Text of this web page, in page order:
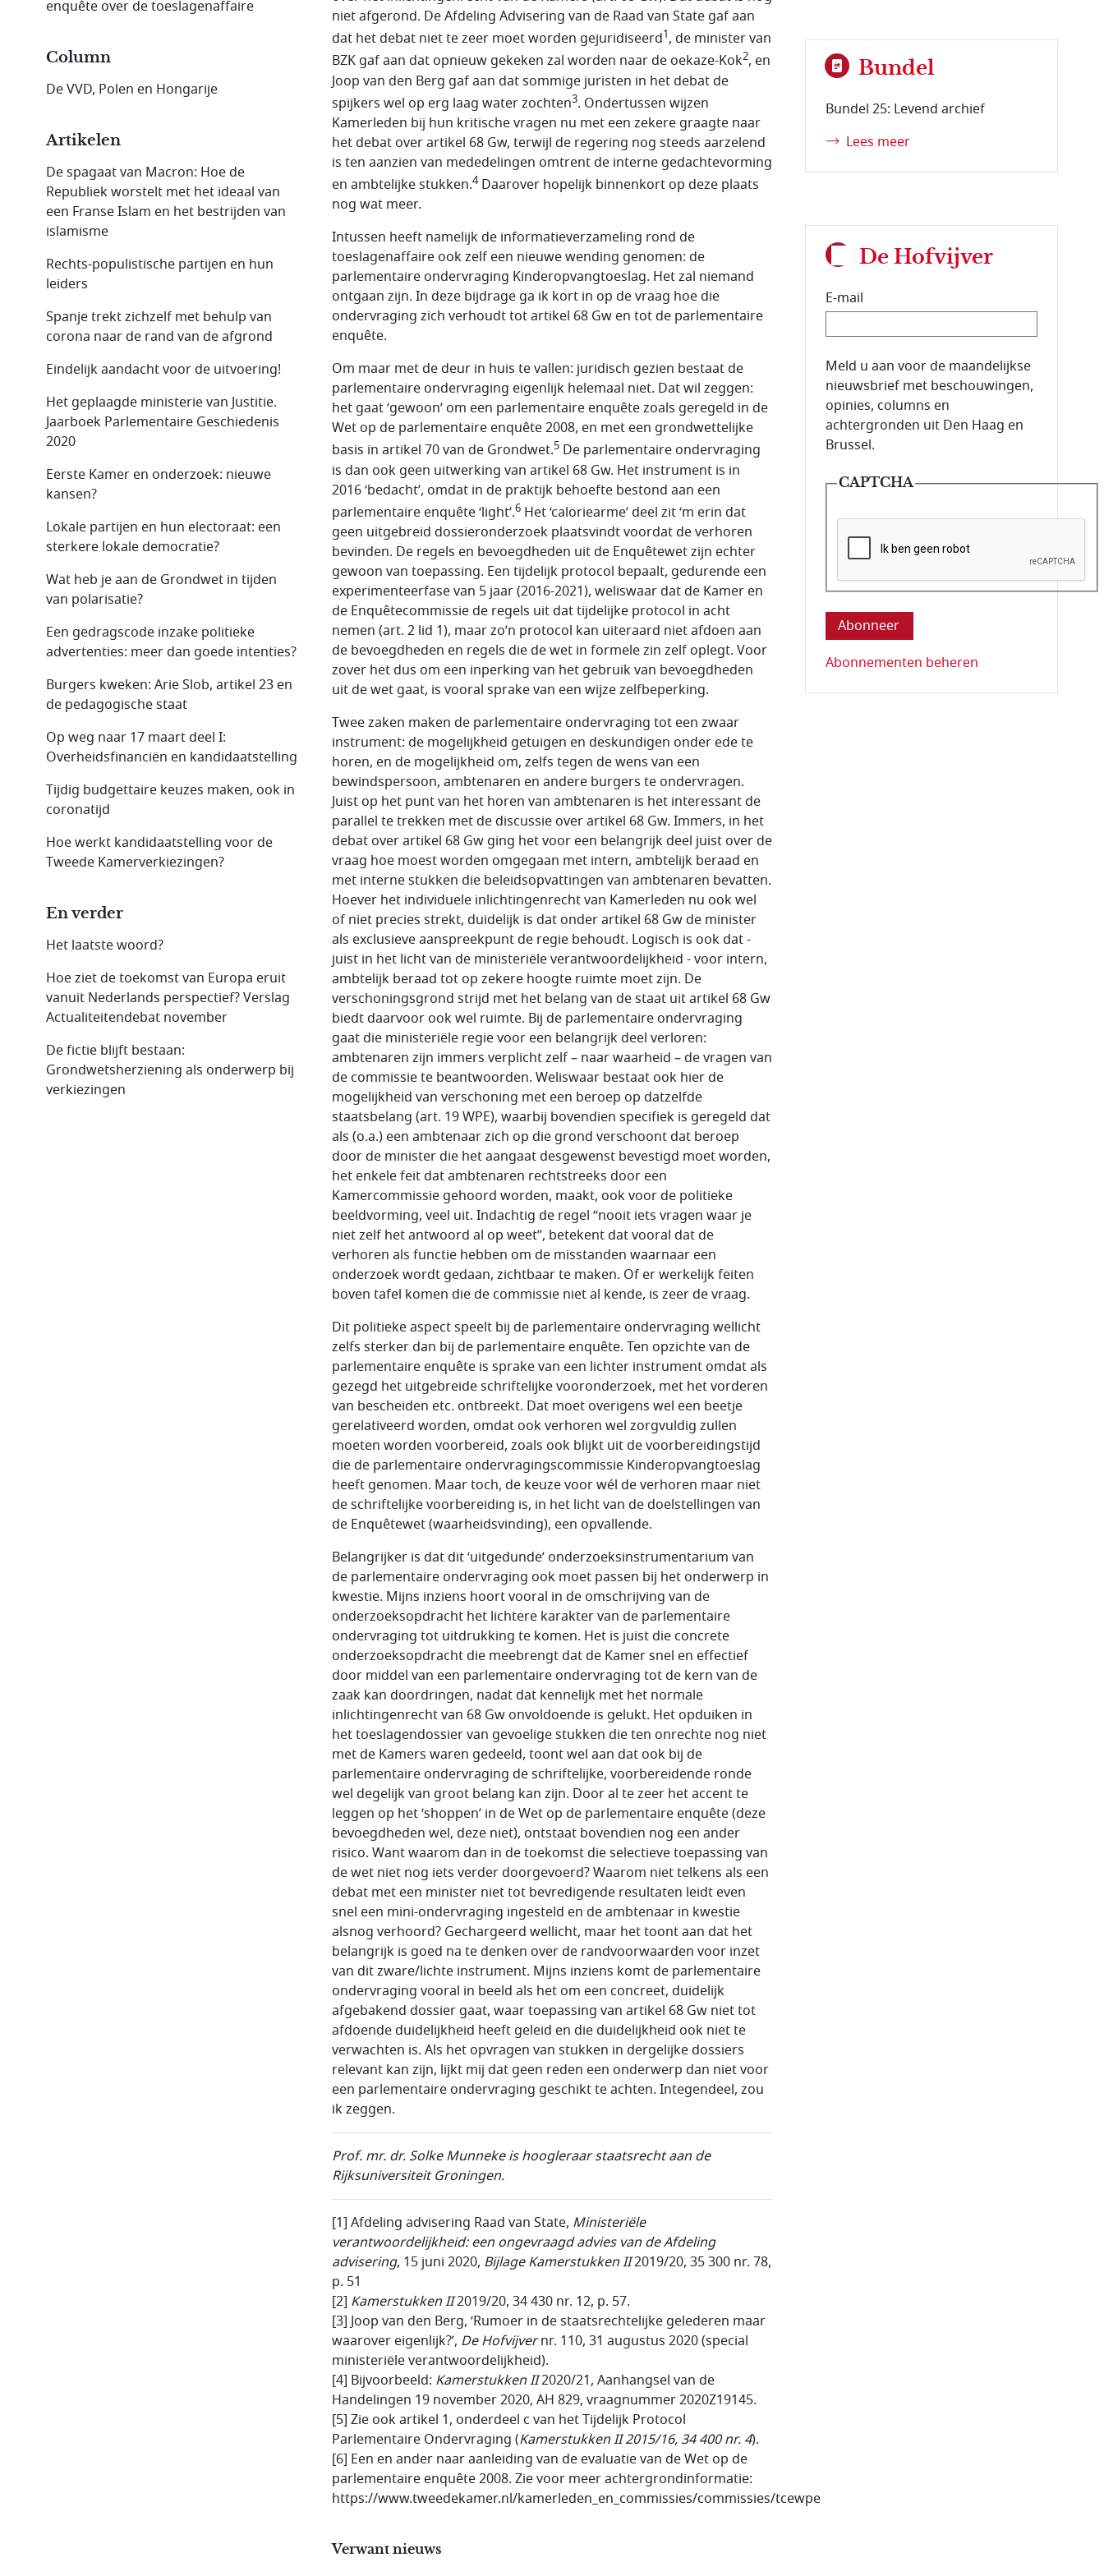
niet afgerond. De Afdeling Advisering van de Raad van State gaf aan
dat het debat niet te zeer moet worden gejuridiseerd1, de minister van
BZK gaf aan dat opnieuw gekeken zal worden naar de oekaze-Kok2, en
Joop van den Berg gaf aan dat sommige juristen in het debat de
spijkers wel op erg laag water zochten3. Ondertussen wijzen
Kamerleden bij hun kritische vragen nu met een zekere graagte naar
het debat over artikel 68 Gw, terwijl de regering nog steeds aarzelend
is ten aanzien van mededelingen omtrent de interne gedachtevorming
en ambtelijke stukken.4Daarover hopelijk binnenkort op deze plaats
nog wat meer.
Intussen heeft namelijk de informatieverzameling rond de
toeslagenaffaire ook zelf een nieuwe wending genomen: de
parlementaire ondervraging Kinderopvangtoeslag. Het zal niemand
ontgaan zijn. In deze bijdrage ga ik kort in op de vraag hoe die
ondervraging zich verhoudt tot artikel 68 Gw en tot de parlementaire
enquête.
Om maar met de deur in huis te vallen: juridisch gezien bestaat de
parlementaire ondervraging eigenlijk helemaal niet. Dat wil zeggen:
het gaat ‘gewoon’ om een parlementaire enquête zoals geregeld in de
Wet op de parlementaire enquête 2008, en met een grondwettelijke
basis in artikel 70 van de Grondwet.5 De parlementaire ondervraging
is dan ook geen uitwerking van artikel 68 Gw. Het instrument is in
2016 ‘bedacht’, omdat in de praktijk behoefte bestond aan een
parlementaire enquête ‘light’.6 Het ‘caloriearme’ deel zit ‘m erin dat
geen uitgebreid dossieronderzoek plaatsvindt voordat de verhoren
bevinden. De regels en bevoegdheden uit de Enquêtewet zijn echter
gewoon van toepassing. Een tijdelijk protocol bepaalt, gedurende een
experimenteerfase van 5 jaar (2016-2021), weliswaar dat de Kamer en
de Enquêtecommissie de regels uit dat tijdelijke protocol in acht
nemen (art. 2 lid 1), maar zo’n protocol kan uiteraard niet afdoen aan
de bevoegdheden en regels die de wet in formele zin zelf oplegt. Voor
zover het dus om een inperking van het gebruik van bevoegdheden
uit de wet gaat, is vooral sprake van een wijze zelfbeperking.
Twee zaken maken de parlementaire ondervraging tot een zwaar
instrument: de mogelijkheid getuigen en deskundigen onder ede te
horen, en de mogelijkheid om, zelfs tegen de wens van een
bewindspersoon, ambtenaren en andere burgers te ondervragen.
Juist op het punt van het horen van ambtenaren is het interessant de
parallel te trekken met de discussie over artikel 68 Gw. Immers, in het
debat over artikel 68 Gw ging het voor een belangrijk deel juist over de
vraag hoe moest worden omgegaan met intern, ambtelijk beraad en
met interne stukken die beleidsopvattingen van ambtenaren bevatten.
Hoever het individuele inlichtingenrecht van Kamerleden nu ook wel
of niet precies strekt, duidelijk is dat onder artikel 68 Gw de minister
als exclusieve aanspreekpunt de regie behoudt. Logisch is ook dat -
juist in het licht van de ministeriële verantwoordelijkheid - voor intern,
ambtelijk beraad tot op zekere hoogte ruimte moet zijn. De
verschoningsgrond strijd met het belang van de staat uit artikel 68 Gw
biedt daarvoor ook wel ruimte. Bij de parlementaire ondervraging
gaat die ministeriële regie voor een belangrijk deel verloren:
ambtenaren zijn immers verplicht zelf – naar waarheid – de vragen van
de commissie te beantwoorden. Weliswaar bestaat ook hier de
mogelijkheid van verschoning met een beroep op datzelfde
staatsbelang (art. 19 WPE), waarbij bovendien specifiek is geregeld dat
als (o.a.) een ambtenaar zich op die grond verschoont dat beroep
door de minister die het aangaat desgewenst bevestigd moet worden,
het enkele feit dat ambtenaren rechtstreeks door een
Kamercommissie gehoord worden, maakt, ook voor de politieke
beeldvorming, veel uit. Indachtig de regel “nooit iets vragen waar je
niet zelf het antwoord al op weet”, betekent dat vooral dat de
verhoren als functie hebben om de misstanden waarnaar een
onderzoek wordt gedaan, zichtbaar te maken. Of er werkelijk feiten
boven tafel komen die de commissie niet al kende, is zeer de vraag.
Dit politieke aspect speelt bij de parlementaire ondervraging wellicht
zelfs sterker dan bij de parlementaire enquête. Ten opzichte van de
parlementaire enquête is sprake van een lichter instrument omdat als
gezegd het uitgebreide schriftelijke vooronderzoek, met het vorderen
van bescheiden etc. ontbreekt. Dat moet overigens wel een beetje
gerelativeerd worden, omdat ook verhoren wel zorgvuldig zullen
moeten worden voorbereid, zoals ook blijkt uit de voorbereidingstijd
die de parlementaire ondervragingscommissie Kinderopvangtoeslag
heeft genomen. Maar toch, de keuze voor wél de verhoren maar niet
de schriftelijke voorbereiding is, in het licht van de doelstellingen van
de Enquêtewet (waarheidsvinding), een opvallende.
Belangrijker is dat dit ‘uitgedunde’ onderzoeksinstrumentarium van
de parlementaire ondervraging ook moet passen bij het onderwerp in
kwestie. Mijns inziens hoort vooral in de omschrijving van de
onderzoeksopdracht het lichtere karakter van de parlementaire
ondervraging tot uitdrukking te komen. Het is juist die concrete
onderzoeksopdracht die meebrengt dat de Kamer snel en effectief
door middel van een parlementaire ondervraging tot de kern van de
zaak kan doordringen, nadat dat kennelijk met het normale
inlichtingenrecht van 68 Gw onvoldoende is gelukt. Het opduiken in
het toeslagendossier van gevoelige stukken die ten onrechte nog niet
met de Kamers waren gedeeld, toont wel aan dat ook bij de
parlementaire ondervraging de schriftelijke, voorbereidende ronde
wel degelijk van groot belang kan zijn. Door al te zeer het accent te
leggen op het ‘shoppen’ in de Wet op de parlementaire enquête (deze
bevoegdheden wel, deze niet), ontstaat bovendien nog een ander
risico. Want waarom dan in de toekomst die selectieve toepassing van
de wet niet nog iets verder doorgevoerd? Waarom niet telkens als een
debat met een minister niet tot bevredigende resultaten leidt even
snel een mini-ondervraging ingesteld en de ambtenaar in kwestie
alsnog verhoord? Gechargeerd wellicht, maar het toont aan dat het
belangrijk is goed na te denken over de randvoorwaarden voor inzet
van dit zware/lichte instrument. Mijns inziens komt de parlementaire
ondervraging vooral in beeld als het om een concreet, duidelijk
afgebakend dossier gaat, waar toepassing van artikel 68 Gw niet tot
afdoende duidelijkheid heeft geleid en die duidelijkheid ook niet te
verwachten is. Als het opvragen van stukken in dergelijke dossiers
relevant kan zijn, lijkt mij dat geen reden een onderwerp dan niet voor
een parlementaire ondervraging geschikt te achten. Integendeel, zou
ik zeggen.
Prof. mr. dr. Solke Munneke is hoogleraar staatsrecht aan de
Rijksuniversiteit Groningen.
[1] Afdeling advisering Raad van State, Ministeriële
verantwoordelijkheid: een ongevraagd advies van de Afdeling
advisering, 15 juni 2020, Bijlage Kamerstukken II2019/20, 35 300 nr. 78,
p. 51
[2] Kamerstukken II2019/20, 34 430 nr. 12, p. 57.
[3] Joop van den Berg, ‘Rumoer in de staatsrechtelijke gelederen maar
waarover eigenlijk?’, De Hofvijvernr. 110, 31 augustus 2020 (special
ministeriële verantwoordelijkheid).
[4] Bijvoorbeeld: Kamerstukken II2020/21, Aanhangsel van de
Handelingen 19 november 2020, AH 829, vraagnummer 2020Z19145.
[5] Zie ook artikel 1, onderdeel c van het Tijdelijk Protocol
Parlementaire Ondervraging (Kamerstukken II 2015/16, 34 400 nr. 4).
[6] Een en ander naar aanleiding van de evaluatie van de Wet op de
parlementaire enquête 2008. Zie voor meer achtergrondinformatie:
https://www.tweedekamer.nl/kamerleden_en_commissies/commissies/tcewpe
Verwant nieuws
enquête over de toeslagenaffaire
Column
De VVD, Polen en Hongarije
Artikelen
De spagaat van Macron: Hoe de
Republiek worstelt met het ideaal van
een Franse Islam en het bestrijden van
islamisme
Rechts-populistische partijen en hun
leiders
Spanje trekt zichzelf met behulp van
corona naar de rand van de afgrond
Eindelijk aandacht voor de uitvoering!
Het geplaagde ministerie van Justitie.
Jaarboek Parlementaire Geschiedenis
2020
Eerste Kamer en onderzoek: nieuwe
kansen?
Lokale partijen en hun electoraat: een
sterkere lokale democratie?
Wat heb je aan de Grondwet in tijden
van polarisatie?
Een gedragscode inzake politieke
advertenties: meer dan goede intenties?
Burgers kweken: Arie Slob, artikel 23 en
de pedagogische staat
Op weg naar 17 maart deel I:
Overheidsfinanciën en kandidaatstelling
Tijdig budgettaire keuzes maken, ook in
coronatijd
Hoe werkt kandidaatstelling voor de
Tweede Kamerverkiezingen?
En verder
Het laatste woord?
Hoe ziet de toekomst van Europa eruit
vanuit Nederlands perspectief? Verslag
Actualiteitendebat november
De fictie blijft bestaan:
Grondwetsherziening als onderwerp bij
verkiezingen
Bundel
Bundel 25: Levend archief
Lees meer
De Hofvijver
E-mail
E-mailadres van de abonnee.
Meld u aan voor de maandelijkse
nieuwsbrief met beschouwingen,
opinies, columns en
achtergronden uit Den Haag en
Brussel.
CAPTCHA
Deze vraag is om te controleren dat u
Abonnementen beheren